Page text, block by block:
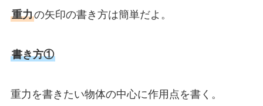
重力の矢印の書き方は簡単だよ。
書き方①
重力を書きたい物体の中心に作用点を書く。